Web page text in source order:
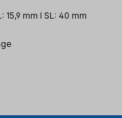
15,9 mm l SL: 40 mm